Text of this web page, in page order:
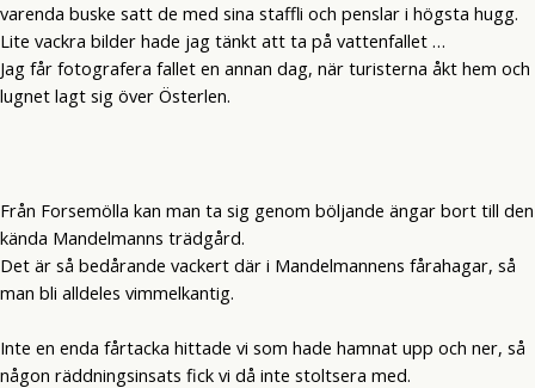
varenda buske satt de med sina staffli och penslar i högsta hugg.
Lite vackra bilder hade jag tänkt att ta på vattenfallet …
Jag får fotografera fallet en annan dag, när turisterna åkt hem och
lugnet lagt sig över Österlen.
Från Forsemölla kan man ta sig genom böljande ängar bort till den
kända Mandelmanns trädgård.
Det är så bedårande vackert där i Mandelmannens fårahagar, så
man bli alldeles vimmelkantig.
Inte en enda fårtacka hittade vi som hade hamnat upp och ner, så
någon räddningsinsats fick vi då inte stoltsera med.